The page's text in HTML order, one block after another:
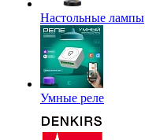
Настольные лампы
Умные реле